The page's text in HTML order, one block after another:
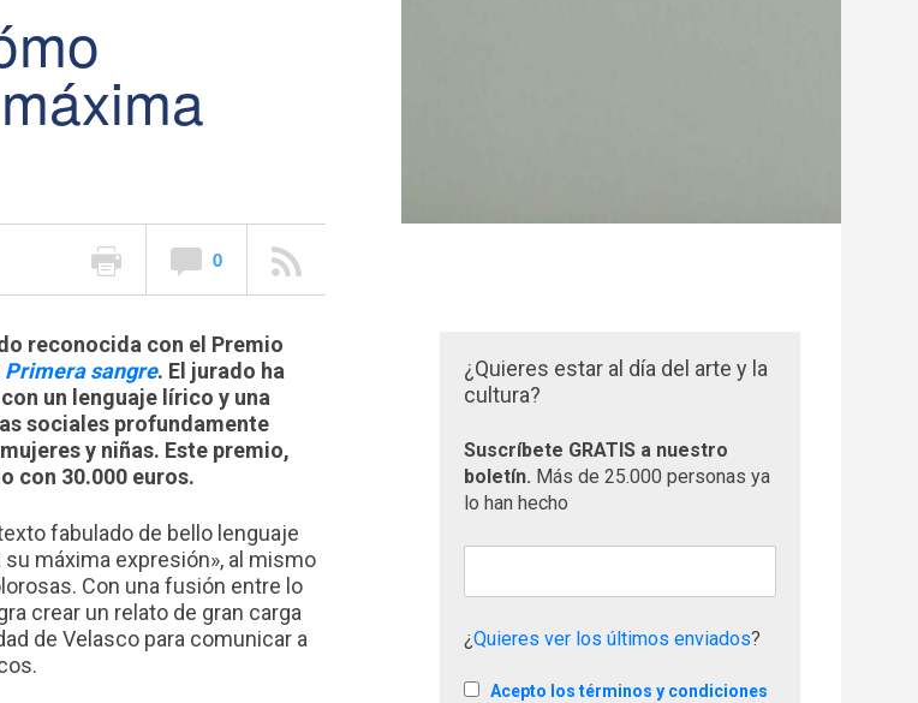
0
reconocida con el Premio
Primera sangre. El jurado ha
un lenguaje lírico y una
sociales profundamente
y niñas. Este premio,
con 30.000 euros.
fabulado de bello lenguaje
su máxima expresión», al mismo
Con una fusión entre lo
crear un relato de gran carga
de Velasco para comunicar a
¿Quieres estar al día del arte y la
cultura?
Suscríbete GRATIS a nuestro
boletín. Más de 25.000 personas ya
lo han hecho
¿Quieres ver los últimos enviados?
Acepto los términos y condiciones